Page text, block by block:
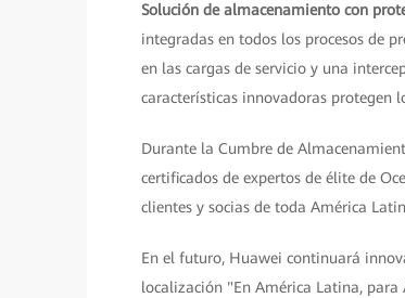
Solución de almacenamiento con
integradas en todos los procesos de
en las cargas de servicio y una
características innovadoras protegen
Durante la Cumbre de
certificados de expertos de élite de
clientes y socias de toda América
En el futuro, Huawei continuará
localización "En América Latina,